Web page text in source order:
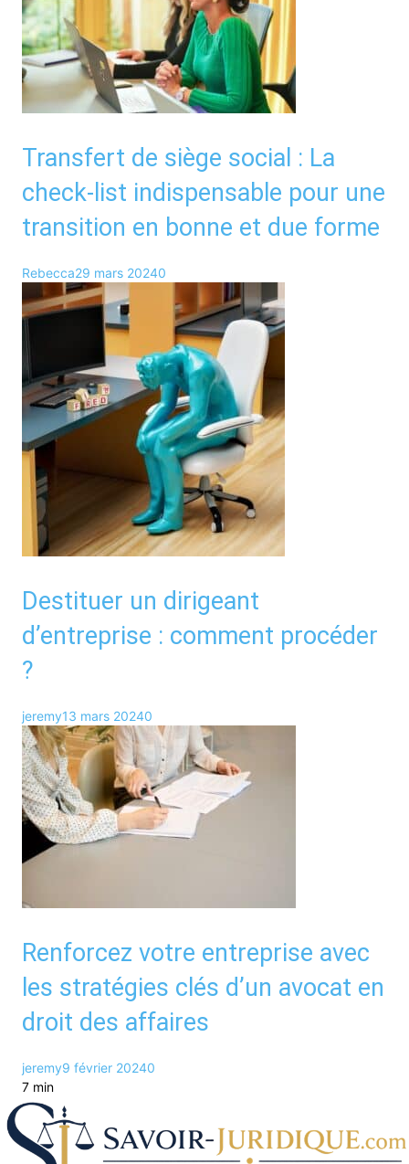
Transfert de siège social : La
check-list indispensable pour une
transition en bonne et due forme
Rebecca29 mars 20240
Destituer un dirigeant
d’entreprise : comment procéder
?
jeremy13 mars 20240
Renforcez votre entreprise avec
les stratégies clés d’un avocat en
droit des affaires
jeremy9 février 20240
7 min